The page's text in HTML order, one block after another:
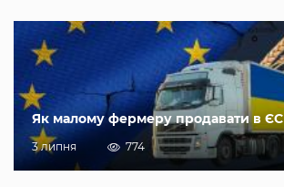
Як малому фермеру продавати в ЄС
3 липня 774